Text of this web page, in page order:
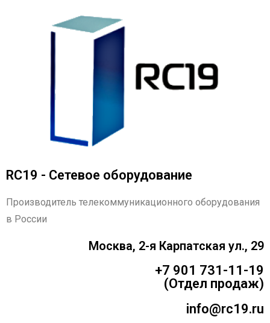
RC19 - Сетевое оборудование
Производитель телекоммуникационного оборудования
в России
Москва, 2-я Карпатская ул., 29
+7 901 731-11-19
(Отдел продаж)
info@rc19.ru